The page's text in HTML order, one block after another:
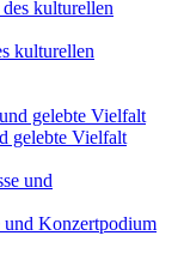
kulturellen
gelebte Vielfalt
und Konzertpodium